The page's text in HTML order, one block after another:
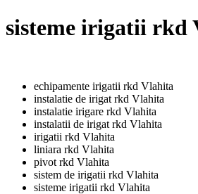
sisteme irigatii rkd
echipamente irigatii rkd Vlahita
instalatie de irigat rkd Vlahita
instalatie irigare rkd Vlahita
instalatii de irigat rkd Vlahita
irigatii rkd Vlahita
liniara rkd Vlahita
pivot rkd Vlahita
sistem de irigatii rkd Vlahita
sisteme irigatii rkd Vlahita